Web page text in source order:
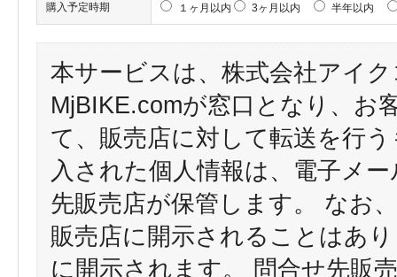
購入予定時期 １ヶ月以内 3ヶ月以内 半年以内
本サービスは、株式会社アイ
MjBIKE.comが窓口となり、お
て、販売店に対して転送を行
入された個人情報は、電子メ
先販売店が保管します。 なお
販売店に開示されることはあ
に開示されます。 問合せ先販